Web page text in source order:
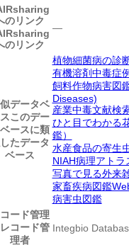
のリンク
のリンク
―
データベ
このデー
ースに類
たデータ
ベース
植物細菌病の診
有機溶剤中毒症
飼料作物病害図
Diseases)
産業中毒文献検
ひと目でわかる
鑑）
水産食品の寄生
NIAH病理アトラ
写真で見る外来
家畜疾病図鑑
病害虫図鑑
ード管理
レコード管
理者
Integbio